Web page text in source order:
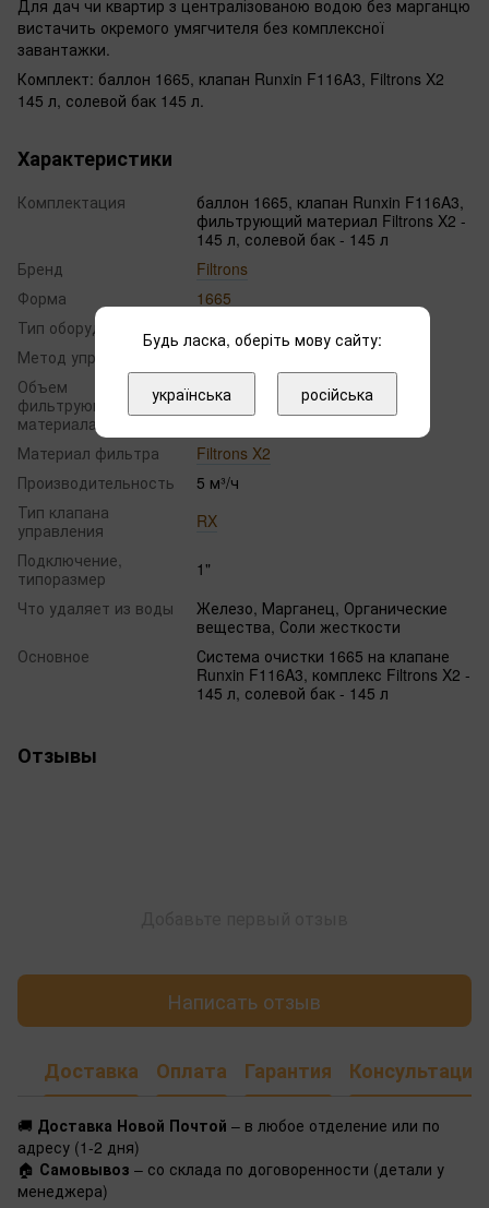
Для дач чи квартир з централізованою водою без марганцю
вистачить окремого умягчителя без комплексної
завантажки.
Комплект: баллон 1665, клапан Runxin F116A3, Filtrons X2
145 л, солевой бак 145 л.
Характеристики
Комплектация
баллон 1665, клапан Runxin F116A3,
фильтрующий материал Filtrons X2 -
145 л, солевой бак - 145 л
Бренд
Filtrons
Форма
1665
Тип оборудования
Классическое исполнение
Метод управления
Объем
фильтрующего
мaтериaлa
120
Материал фильтра
Filtrons X2
Производительность
5 м³/ч
Тип клапана
управления
RX
Подключение,
типоразмер
1"
Что удаляет из воды
Железо, Марганец, Органические
вещества, Соли жесткости
Основное
Система очистки 1665 на клапане
Runxin F116A3, комплекс Filtrons X2 -
145 л, солевой бак - 145 л
Отзывы
Написать отзыв
Доставка Оплата Гарантия Консультация
🚚 Доставка Новой Почтой – в любое отделение или по
адресу (1-2 дня)
🏠 Самовывоз – со склада по договоренности (детали у
менеджера)
Будь ласка, оберіть мову сайту:
українська російська